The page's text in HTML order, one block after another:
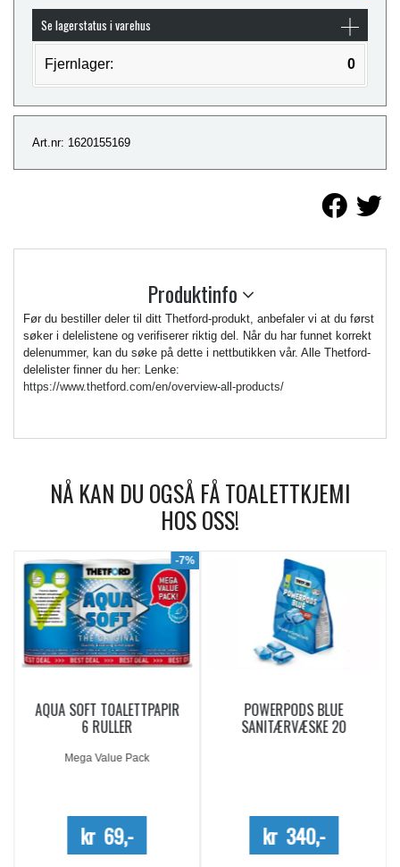
Se lagerstatus i varehus
Fjernlager: 0
Art.nr: 1620155169
Produktinfo
Før du bestiller deler til ditt Thetford-produkt, anbefaler vi at du først
søker i delelistene og verifiserer riktig del. Når du har funnet korrekt
delenummer, kan du søke på dette i nettbutikken vår. Alle Thetford-
delelister finner du her: Lenke:
https://www.thetford.com/en/overview-all-products/
NÅ KAN DU OGSÅ FÅ TOALETTKJEMI
HOS OSS!
-7%
AQUA SOFT TOALETTPAPIR
6 RULLER
Mega Value Pack
kr 69,-
POWERPODS BLUE
SANITÆRVÆSKE 20
kr 340,-